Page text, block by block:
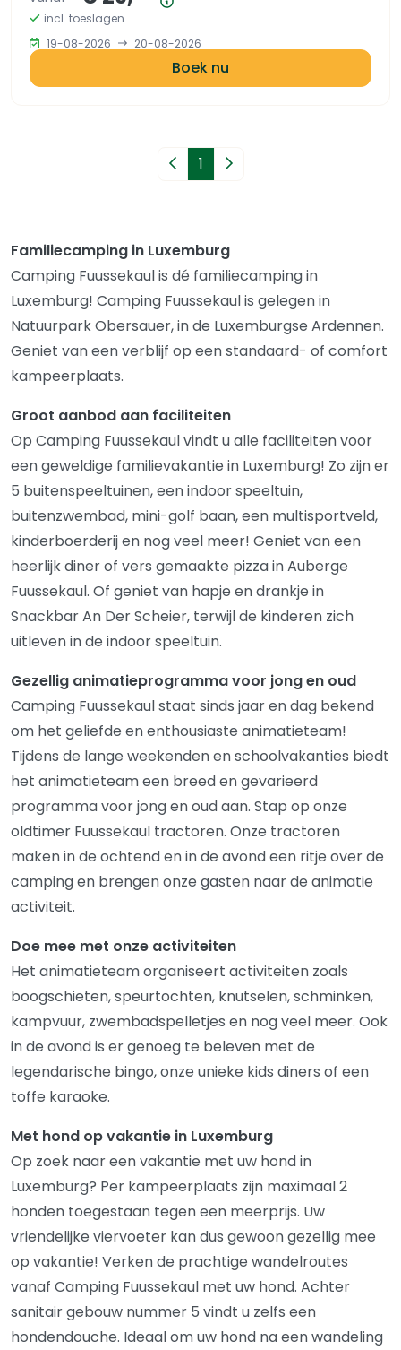
incl. toeslagen
19-08-2026
20-08-2026
Boek nu
Vorige pagina
1 Volgende pagina
Familiecamping in Luxemburg
Camping Fuussekaul is dé familiecamping in
Luxemburg! Camping Fuussekaul is gelegen in
Natuurpark Obersauer, in de Luxemburgse Ardennen.
Geniet van een verblijf op een standaard- of comfort
kampeerplaats.
Groot aanbod aan faciliteiten
Op Camping Fuussekaul vindt u alle faciliteiten voor
een geweldige familievakantie in Luxemburg! Zo zijn er
5 buitenspeeltuinen, een indoor speeltuin,
buitenzwembad, mini-golf baan, een multisportveld,
kinderboerderij en nog veel meer! Geniet van een
heerlijk diner of vers gemaakte pizza in Auberge
Fuussekaul. Of geniet van hapje en drankje in
Snackbar An Der Scheier, terwijl de kinderen zich
uitleven in de indoor speeltuin.
Gezellig animatieprogramma voor jong en oud
Camping Fuussekaul staat sinds jaar en dag bekend
om het geliefde en enthousiaste animatieteam!
Tijdens de lange weekenden en schoolvakanties biedt
het animatieteam een breed en gevarieerd
programma voor jong en oud aan. Stap op onze
oldtimer Fuussekaul tractoren. Onze tractoren
maken in de ochtend en in de avond een ritje over de
camping en brengen onze gasten naar de animatie
activiteit.
Doe mee met onze activiteiten
Het animatieteam organiseert activiteiten zoals
boogschieten, speurtochten, knutselen, schminken,
kampvuur, zwembadspelletjes en nog veel meer. Ook
in de avond is er genoeg te beleven met de
legendarische bingo, onze unieke kids diners of een
toffe karaoke.
Met hond op vakantie in Luxemburg
Op zoek naar een vakantie met uw hond in
Luxemburg? Per kampeerplaats zijn maximaal 2
honden toegestaan tegen een meerprijs. Uw
vriendelijke viervoeter kan dus gewoon gezellig mee
op vakantie! Verken de prachtige wandelroutes
vanaf Camping Fuussekaul met uw hond. Achter
sanitair gebouw nummer 5 vindt u zelfs een
hondendouche. Ideaal om uw hond na een wandeling